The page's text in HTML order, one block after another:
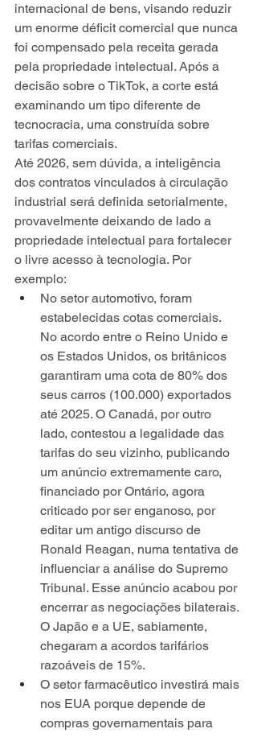
internacional de bens, visando reduzir
um enorme déficit comercial que nunca
foi compensado pela receita gerada
pela propriedade intelectual. Após a
decisão sobre o TikTok, a corte está
examinando um tipo diferente de
tecnocracia, uma construída sobre
tarifas comerciais.
Até 2026, sem dúvida, a inteligência
dos contratos vinculados à circulação
industrial será definida setorialmente,
provavelmente deixando de lado a
propriedade intelectual para fortalecer
o livre acesso à tecnologia. Por
exemplo:
No setor automotivo, foram
estabelecidas cotas comerciais.
No acordo entre o Reino Unido e
os Estados Unidos, os britânicos
garantiram uma cota de 80% dos
seus carros (100.000) exportados
até 2025. O Canadá, por outro
lado, contestou a legalidade das
tarifas do seu vizinho, publicando
um anúncio extremamente caro,
financiado por Ontário, agora
criticado por ser enganoso, por
editar um antigo discurso de
Ronald Reagan, numa tentativa de
influenciar a análise do Supremo
Tribunal. Esse anúncio acabou por
encerrar as negociações bilaterais.
O Japão e a UE, sabiamente,
chegaram a acordos tarifários
razoáveis ​​de 15%.
O setor farmacêutico investirá mais
nos EUA porque depende de
compras governamentais para